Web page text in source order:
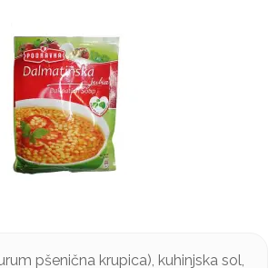
pšenična krupica), kuhinjska sol,